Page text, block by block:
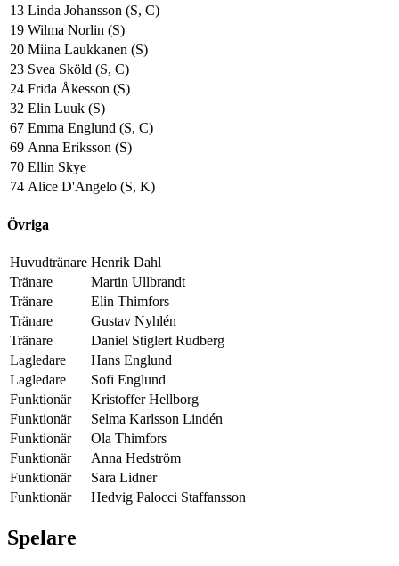
13 Linda Johansson (S, C)
19 Wilma Norlin (S)
20 Miina Laukkanen (S)
23 Svea Sköld (S, C)
24 Frida Åkesson (S)
32 Elin Luuk (S)
67 Emma Englund (S, C)
69 Anna Eriksson (S)
70 Ellin Skye
74 Alice D'Angelo (S, K)
Övriga
Huvudtränare Henrik Dahl
Tränare
Martin Ullbrandt
Tränare
Elin Thimfors
Tränare
Gustav Nyhlén
Tränare
Daniel Stiglert Rudberg
Lagledare
Hans Englund
Lagledare
Sofi Englund
Funktionär
Kristoffer Hellborg
Funktionär
Selma Karlsson Lindén
Funktionär
Ola Thimfors
Funktionär
Anna Hedström
Funktionär
Sara Lidner
Funktionär
Hedvig Palocci Staffansson
Spelare